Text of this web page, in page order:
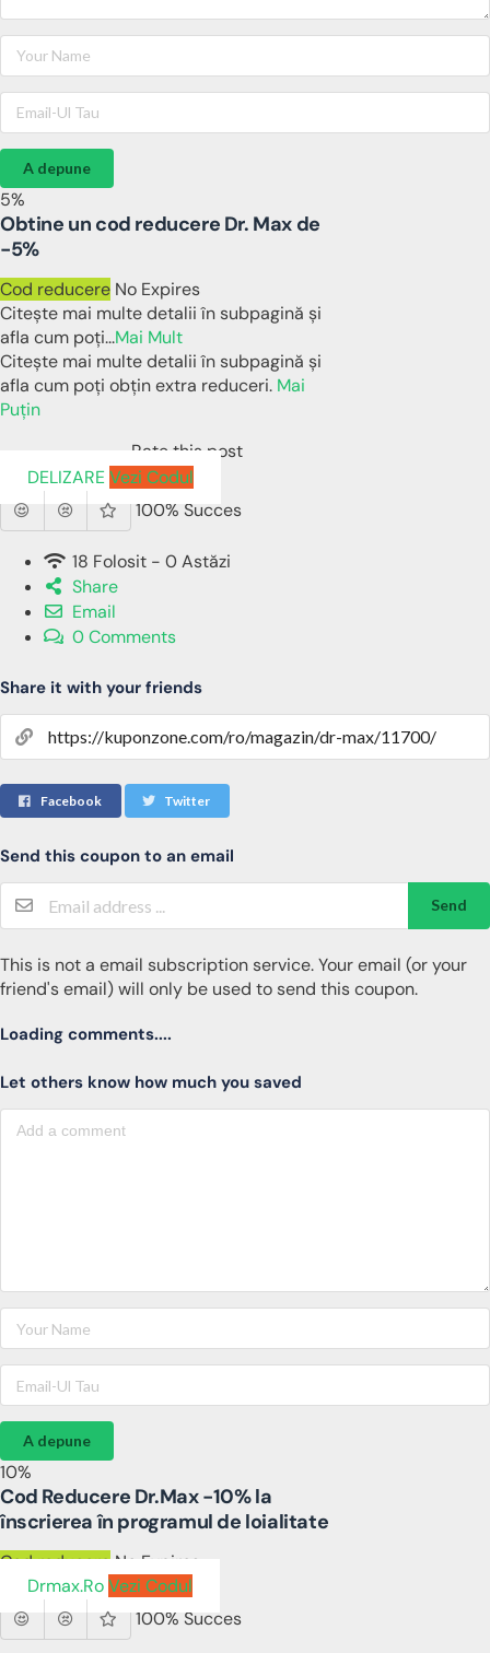
A depune
5%
Obtine un cod reducere Dr. Max de
-5%
Cod reducere No Expires
Citește mai multe detalii în subpagină și
afla cum poți...Mai Mult
Citește mai multe detalii în subpagină și
afla cum poți obțin extra reduceri. Mai
Puțin
Rate this post
DELIZAREVezi Codul
100% Succes
18 Folosit - 0 Astăzi
Share
Email
0 Comments
Share it with your friends
Facebook Twitter
Send this coupon to an email
Send
This is not a email subscription service. Your email (or your
friend's email) will only be used to send this coupon.
Loading comments....
Let others know how much you saved
A depune
10%
Cod Reducere Dr.Max -10% la
înscrierea în programul de loialitate
Cod reducere No Expires
Drmax.roVezi Codul
100% Succes